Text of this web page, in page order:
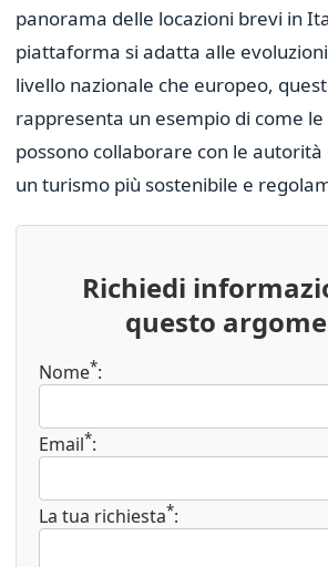
panorama delle locazioni brevi in
piattaforma si adatta alle
livello nazionale che europeo,
rappresenta un esempio di come
possono collaborare con le
un turismo più sostenibile e
Richiedi
questo
Nome*:
Email*:
La tua richiesta*: